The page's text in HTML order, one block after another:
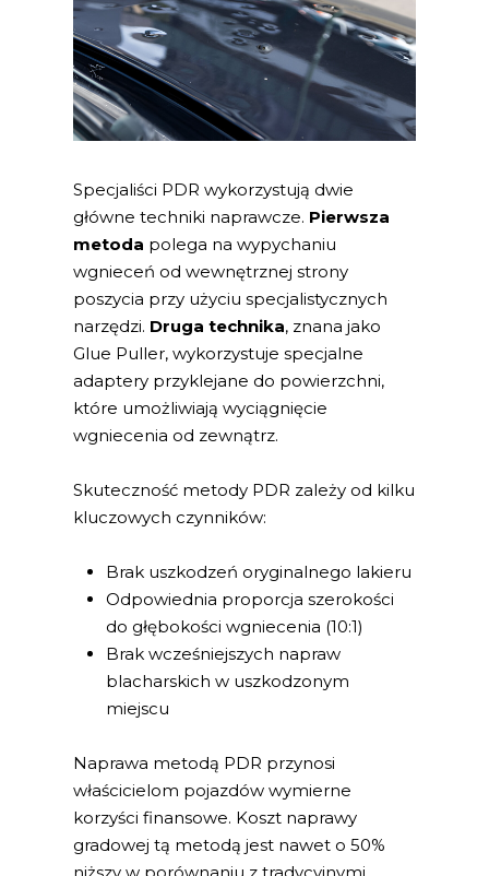
Specjaliści PDR wykorzystują dwie
główne techniki naprawcze. Pierwsza
metoda polega na wypychaniu
wgnieceń od wewnętrznej strony
poszycia przy użyciu specjalistycznych
narzędzi. Druga technika, znana jako
Glue Puller, wykorzystuje specjalne
adaptery przyklejane do powierzchni,
które umożliwiają wyciągnięcie
wgniecenia od zewnątrz.
Skuteczność metody PDR zależy od kilku
kluczowych czynników:
Brak uszkodzeń oryginalnego lakieru
Odpowiednia proporcja szerokości
do głębokości wgniecenia (10:1)
Brak wcześniejszych napraw
blacharskich w uszkodzonym
miejscu
Naprawa metodą PDR przynosi
właścicielom pojazdów wymierne
korzyści finansowe. Koszt naprawy
gradowej tą metodą jest nawet o 50%